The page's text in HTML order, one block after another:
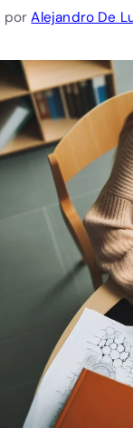
porAlejandro De